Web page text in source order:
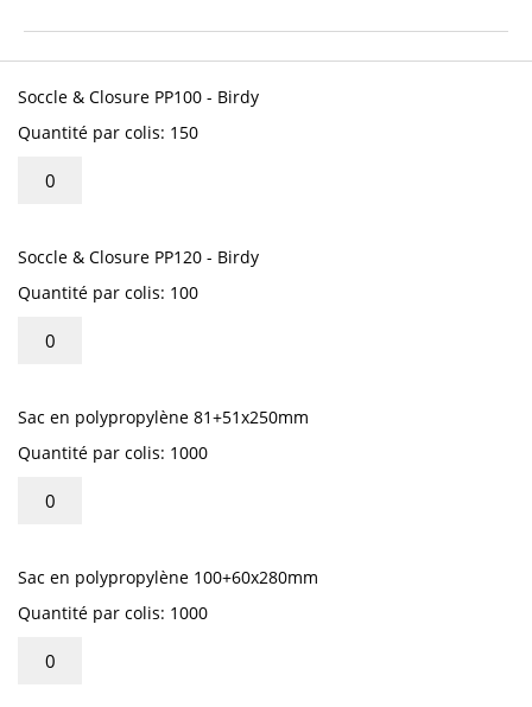
du
groupé
Soccle & Closure PP100 - Birdy
Quantité par colis: 150
Soccle & Closure PP120 - Birdy
Quantité par colis: 100
Sac en polypropylène 81+51x250mm
Quantité par colis: 1000
Sac en polypropylène 100+60x280mm
Quantité par colis: 1000
la
Galerie